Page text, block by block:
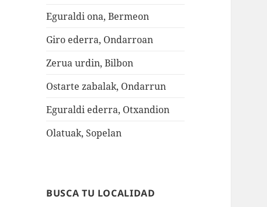
Eguraldi ona, Bermeon
Giro ederra, Ondarroan
Zerua urdin, Bilbon
Ostarte zabalak, Ondarrun
Eguraldi ederra, Otxandion
Olatuak, Sopelan
BUSCA TU LOCALIDAD